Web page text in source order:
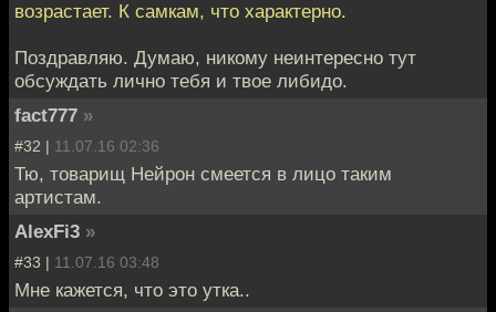
возрастает. К самкам, что характерно.
Поздравляю. Думаю, никому неинтересно тут
обсуждать лично тебя и твое либидо.
fact777 »
#32 | 11.07.16 02:36
Тю, товарищ Нейрон смеется в лицо таким
артистам.
AlexFi3 »
#33 | 11.07.16 03:48
Мне кажется, что это утка..